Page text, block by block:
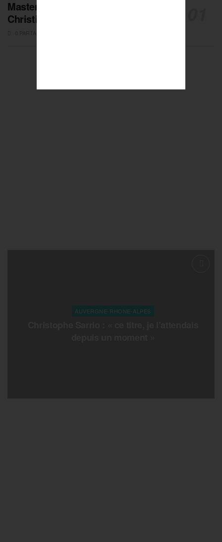
Masters de Pétanque : Les adieux de
Christian Fazzino
AUVERGNE-RHONE-ALPES